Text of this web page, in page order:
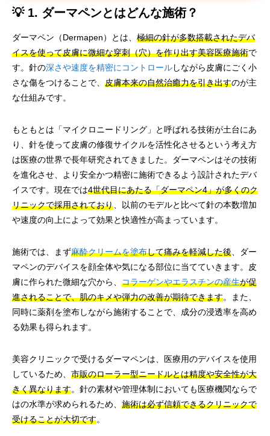
💡 1. ダーマペンとはどんな施術？
ダーマペン（Dermapen）とは、 極細の針が多数搭載されたデバ
イスを使って皮膚に微細な穿刺（穴）を作り出す美容医療施術で
す。針の深さや速度を精密にコントロールしながら皮膚にごく小
さな傷をつけることで、 皮膚本来の自然治癒力を引き出すのが主
な仕組みです。
もともとは「マイクロニードリング」と呼ばれる技術が土台にあ
り、針を使って皮膚の修復サイクルを活性化させるという考え方
は医療の世界で長年研究されてきました。ダーマペンはその技術
を進化させ、より安全かつ精密に施術できるよう設計されたデバ
イスです。現在では4世代目にあたる「ダーマペン4」が多くのク
リニックで採用されており 、以前のモデルと比べて針の本数増加
や速度の向上によって効果と快適性が高まっています。
施術では、まず麻酔クリームを塗布して痛みを軽減した後 、ダー
マペンのデバイスを顔全体や気になる部位に当てていきます。皮
膚に作られた微細な穴から、 コラーゲンやエラスチンの産生が促
進されることで、肌のキメや弾力の改善が期待できます。また、
同時に薬剤を塗布しながら施術することで、成分の浸透率を高め
る効果も得られます。
美容クリニックで受けるダーマペンは、医療用のデバイスを使用
しているため、 市販のローラー型ニードルとは精度や安全性が大
きく異なります。針の素材や管理体制においても医療機関ならで
はの水準が求められるため、 施術は必ず信頼できるクリニックで
受けることが大切です。